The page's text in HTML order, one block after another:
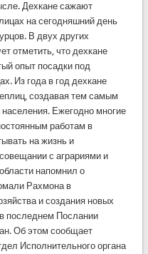
Дехкане сажают
на сегодняшний день
В двух других
отметить, что дехкане
опыт посадки под
Из года в год дехкане
создавая тем самым
Ежегодно многие
работам в
на жизнь и
с аграриями и
напомнил о
Рахмона в
и создания новых
последнем Послании
Об этом сообщает
Исполнительного органа